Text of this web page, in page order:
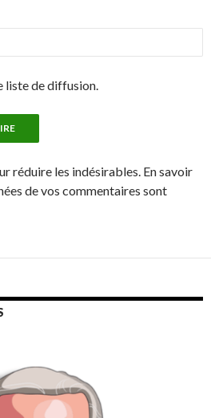
liste de diffusion.
réduire les indésirables. En savoir
de vos commentaires sont